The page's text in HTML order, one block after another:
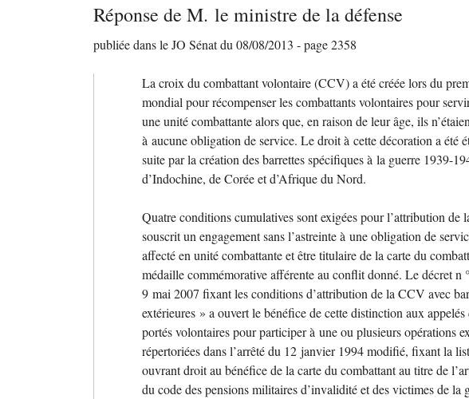
Réponse de M. le ministre de la défense
publiée dans leJO Sénat du 08/08/2013 - page 2358
La croix du combattant volontaire (CCV) a été créée lors du
mondial pour récompenser les combattants volontaires pour
une unité combattante alors que, en raison de leur âge, ils
à aucune obligation de service. Le droit à cette décoration a été
suite par la création des barrettes spécifiques à la guerre 1939-
d’Indochine, de Corée et d’Afrique du Nord.
Quatre conditions cumulatives sont exigées pour l’attribution de
souscrit un engagement sans l’astreinte à une obligation de
affecté en unité combattante et être titulaire de la carte du
médaille commémorative afférente au conflit donné. Le décret n
9 mai 2007 fixant les conditions d’attribution de la CCV avec
extérieures » a ouvert le bénéfice de cette distinction aux appelés
portés volontaires pour participer à une ou plusieurs opérations
répertoriées dans l’arrêté du 12 janvier 1994 modifié, fixant la
ouvrant droit au bénéfice de la carte du combattant au titre de
du code des pensions militaires d’invalidité et des victimes de la